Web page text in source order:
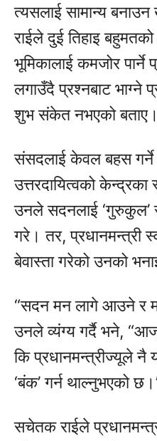
त्यसलाई सामान्य बनाउन
राईले दुई तिहाइ
भूमिकालाई कमजोर
लगाउँदै प्रश्नबाट भाग्ने
शुभ संकेत नभएको बताए।
संसदलाई केवल बहस गर्ने
उत्तरदायित्वको
उनले सदनलाई ‘गुरुकुल’ र
गरे। तर, प्रधानमन्त्री
बेवास्ता गरेको उनको
“सदन मन लागे आउने र
उनले व्यंग्य गर्दै भने,
कि प्रधानमन्त्रीज्यूले नै
‘बंक’ गर्न थाल्नुभएको
सचेतक राईले